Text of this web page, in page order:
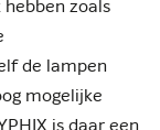
zoals
de lampen
mogelijke
is daar een